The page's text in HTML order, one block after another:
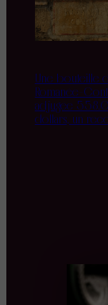
Une bouteille
Romanée-
adjugée
dollars, un